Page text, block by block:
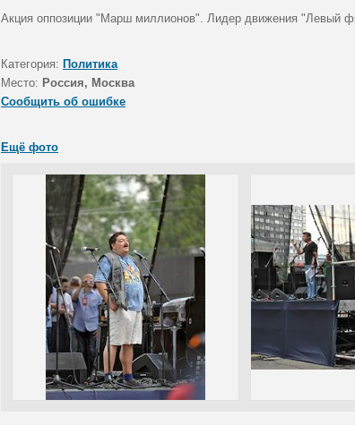
Акция оппозиции "Марш миллионов". Лидер движения "Левый
Категория: Политика
Место: Россия, Москва
Сообщить об ошибке
Ещё фото